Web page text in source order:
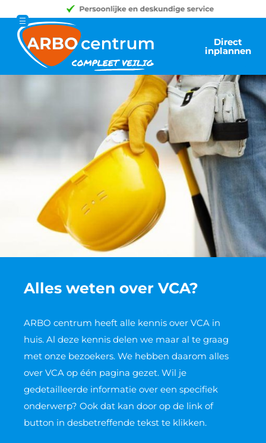
Direct
inplannen
Alles weten over VCA?
ARBO centrum heeft alle kennis over VCA in
huis. Al deze kennis delen we maar al te graag
met onze bezoekers. We hebben daarom alles
over VCA op één pagina gezet. Wil je
gedetailleerde informatie over een specifiek
onderwerp? Ook dat kan door op de link of
button in desbetreffende tekst te klikken.